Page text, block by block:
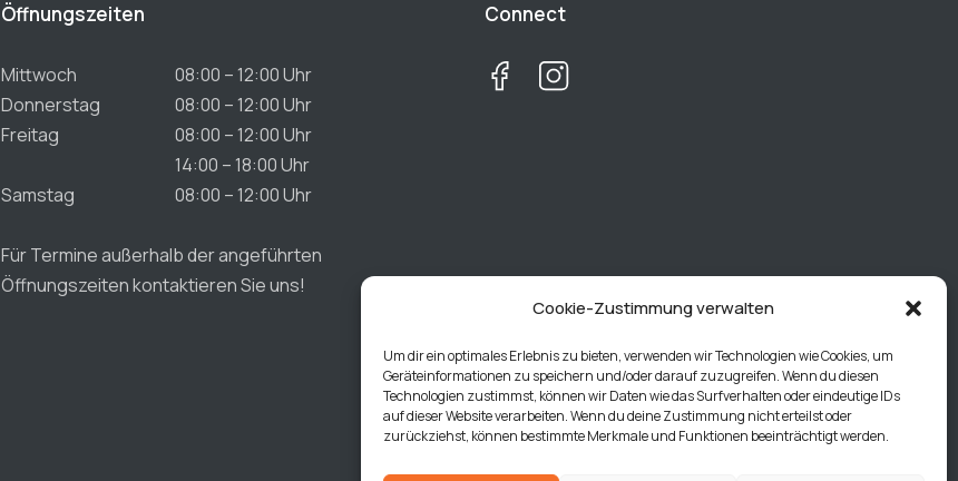
Cookie-Zustimmung verwalten
Um dir ein optimales Erlebnis zu bieten, verwenden wir Technologien wie Cookies, um
Geräteinformationen zu speichern und/oder darauf zuzugreifen. Wenn du diesen
Technologien zustimmst, können wir Daten wie das Surfverhalten oder eindeutige IDs
auf dieser Website verarbeiten. Wenn du deine Zustimmung nicht erteilst oder
zurückziehst, können bestimmte Merkmale und Funktionen beeinträchtigt werden.
Öffnungszeiten
Mittwoch
08:00 – 12:00 Uhr
Donnerstag
08:00 – 12:00 Uhr
Freitag
08:00 – 12:00 Uhr
14:00 – 18:00 Uhr
Samstag
08:00 – 12:00 Uhr
Für Termine außerhalb der angeführten
Öffnungszeiten kontaktieren Sie uns!
Connect